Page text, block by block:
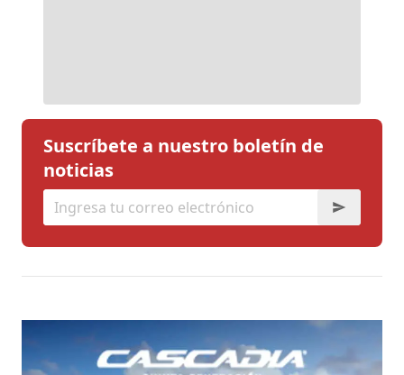
Suscríbete a nuestro boletín de
noticias